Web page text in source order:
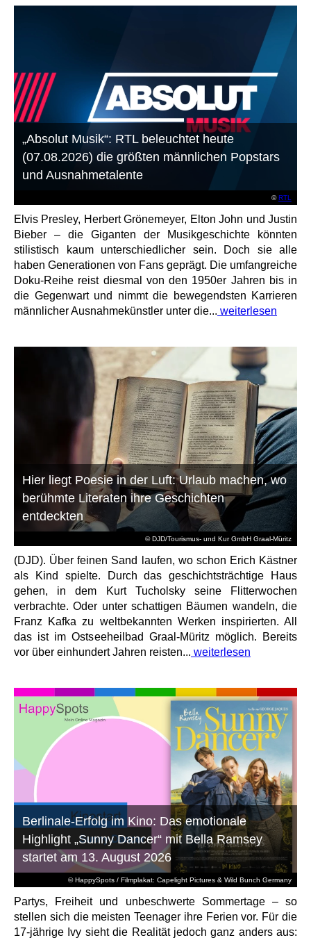
©RTL
„Absolut Musik“: RTL beleuchtet heute
(07.08.2026) die größten männlichen Popstars
und Ausnahmetalente
Elvis Presley, Herbert Grönemeyer, Elton John und Justin
Bieber – die Giganten der Musikgeschichte könnten
stilistisch kaum unterschiedlicher sein. Doch sie alle
haben Generationen von Fans geprägt. Die umfangreiche
Doku-Reihe reist diesmal von den 1950er Jahren bis in
die Gegenwart und nimmt die bewegendsten Karrieren
männlicher Ausnahmekünstler unter die... weiterlesen
© DJD/Tourismus- und Kur GmbH Graal-Müritz
Hier liegt Poesie in der Luft: Urlaub machen, wo
berühmte Literaten ihre Geschichten
entdeckten
(DJD). Über feinen Sand laufen, wo schon Erich Kästner
als Kind spielte. Durch das geschichtsträchtige Haus
gehen, in dem Kurt Tucholsky seine Flitterwochen
verbrachte. Oder unter schattigen Bäumen wandeln, die
Franz Kafka zu weltbekannten Werken inspirierten. All
das ist im Ostseeheilbad Graal-Müritz möglich. Bereits
vor über einhundert Jahren reisten... weiterlesen
© HappySpots / Filmplakat: Capelight Pictures & Wild Bunch Germany
Berlinale-Erfolg im Kino: Das emotionale
Highlight „Sunny Dancer“ mit Bella Ramsey
startet am 13. August 2026
Partys, Freiheit und unbeschwerte Sommertage – so
stellen sich die meisten Teenager ihre Ferien vor. Für die
17-jährige Ivy sieht die Realität jedoch ganz anders aus: